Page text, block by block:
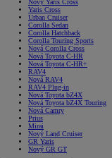
Nový Yaris Cross
Yaris Cross
Urban Cruiser
Corolla Sedan
Corolla Hatchback
Corolla Touring Sports
Nová Corolla Cross
Nová Toyota C-HR
Nová Toyota C-HR+
RAV4
Nová RAV4
RAV4 Plug-in
Nová Toyota bZ4X
Nová Toyota bZ4X Touring
Nová Camry
Prius
Mirai
Nový Land Cruiser
GR Yaris
Nový GR GT